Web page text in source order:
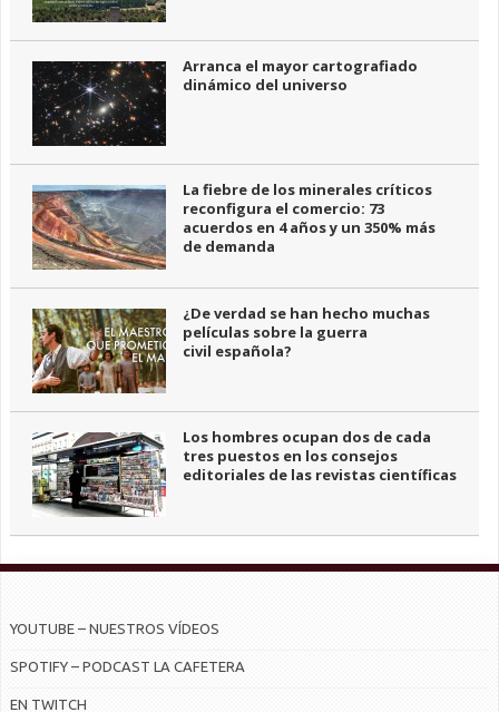
Arranca el mayor cartografiado
dinámico del universo
La fiebre de los minerales críticos
reconfigura el comercio: 73
acuerdos en 4 años y un 350% más
de demanda
¿De verdad se han hecho muchas
películas sobre la guerra
civil española?
Los hombres ocupan dos de cada
tres puestos en los consejos
editoriales de las revistas científicas
YOUTUBE – NUESTROS VÍDEOS
SPOTIFY – PODCAST LA CAFETERA
EN TWITCH